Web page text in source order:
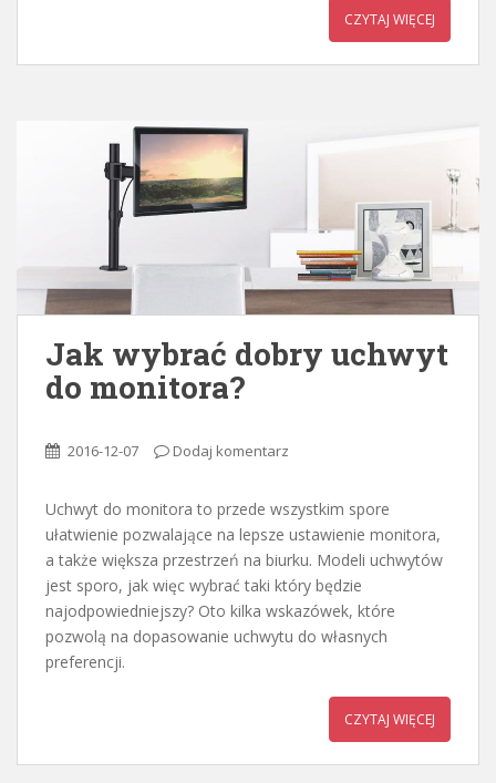
CZYTAJ WIĘCEJ
Jak wybrać dobry uchwyt
do monitora?
2016-12-07 Dodaj komentarz
Uchwyt do monitora to przede wszystkim spore
ułatwienie pozwalające na lepsze ustawienie monitora,
a także większa przestrzeń na biurku. Modeli uchwytów
jest sporo, jak więc wybrać taki który będzie
najodpowiedniejszy? Oto kilka wskazówek, które
pozwolą na dopasowanie uchwytu do własnych
preferencji.
CZYTAJ WIĘCEJ